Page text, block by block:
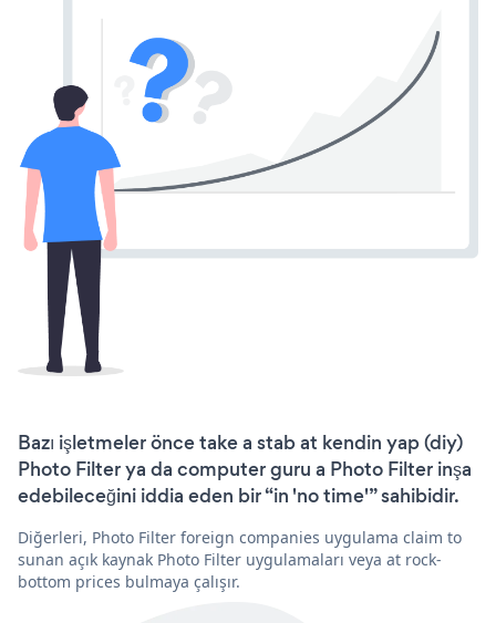
Bazı işletmeler önce take a stab at kendin yap (diy)
Photo Filter ya da computer guru a Photo Filter inşa
edebileceğini iddia eden bir “in 'no time'” sahibidir.
Diğerleri, Photo Filter foreign companies uygulama claim to
sunan açık kaynak Photo Filter uygulamaları veya at rock-
bottom prices bulmaya çalışır.